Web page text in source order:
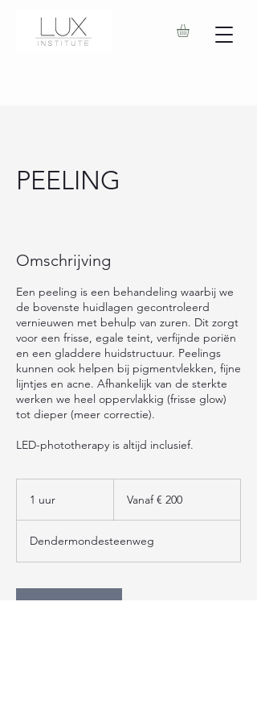
PEELING
Omschrijving
Een peeling is een behandeling waarbij we
de bovenste huidlagen gecontroleerd
vernieuwen met behulp van zuren. Dit zorgt
voor een frisse, egale teint, verfijnde poriën
en een gladdere huidstructuur. Peelings
kunnen ook helpen bij pigmentvlekken, fijne
lijntjes en acne. Afhankelijk van de sterkte
werken we heel oppervlakkig (frisse glow)
tot dieper (meer correctie).
LED-phototherapy is altijd inclusief.
1 uur
euroVanaf € 200
Dendermondesteenweg
RESERVEER